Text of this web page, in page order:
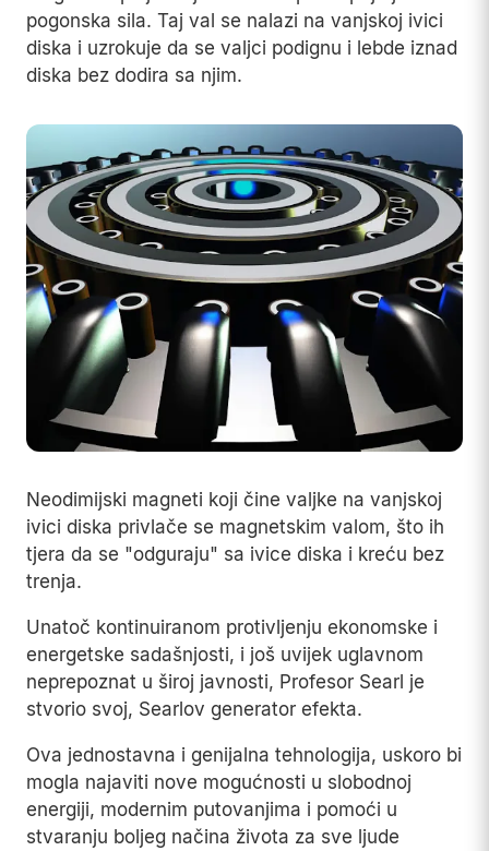
pogonska sila. Taj val se nalazi na vanjskoj ivici
diska i uzrokuje da se valjci podignu i lebde iznad
diska bez dodira sa njim.
Neodimijski magneti koji čine valjke na vanjskoj
ivici diska privlače se magnetskim valom, što ih
tjera da se "odguraju" sa ivice diska i kreću bez
trenja.
Unatoč kontinuiranom protivljenju ekonomske i
energetske sadašnjosti, i još uvijek uglavnom
neprepoznat u široj javnosti, Profesor Searl je
stvorio svoj, Searlov generator efekta.
Ova jednostavna i genijalna tehnologija, uskoro bi
mogla najaviti nove mogućnosti u slobodnoj
energiji, modernim putovanjima i pomoći u
stvaranju boljeg načina života za sve ljude